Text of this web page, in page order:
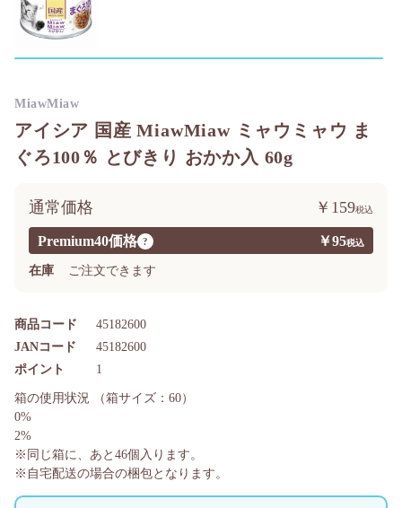
アイシア 国産 MiawMiaw ミャウミャウ ま
ぐろ100％ とびきり おかか入 60g
Premium40価格 ? ￥95
通常価格 ￥159
在庫 ご注文できます
商品コード 45182600
ポイント 1
JANコード 45182600
MiawMiaw
箱の使用状況
（箱サイズ：60）
0%
2%
※同じ箱に、あと 46個入ります。
※自宅配送の場合の梱包となります。